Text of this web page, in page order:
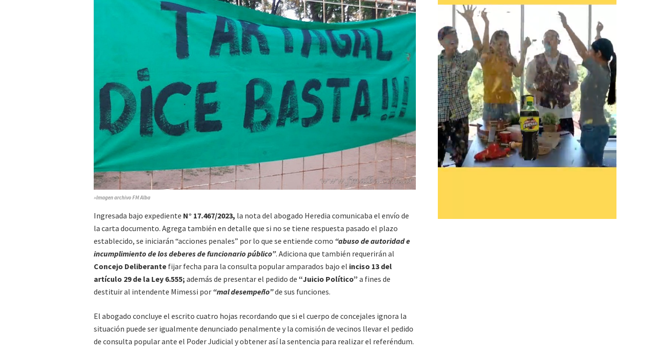
»Imagen archivo FM Alba
Ingresada bajo expediente N° 17.467/2023, la nota del abogado Heredia comunicaba el envío de
la carta documento. Agrega también en detalle que si no se tiene respuesta pasado el plazo
establecido, se iniciarán “acciones penales” por lo que se entiende como “abuso de autoridad e
incumplimiento de los deberes de funcionario público”. Adiciona que también requerirán al
Concejo Deliberante fijar fecha para la consulta popular amparados bajo el inciso 13 del
artículo 29 de la Ley 6.555; además de presentar el pedido de “Juicio Político” a fines de
destituir al intendente Mimessi por “mal desempeño”de sus funciones.
El abogado concluye el escrito cuatro hojas recordando que si el cuerpo de concejales ignora la
situación puede ser igualmente denunciado penalmente y la comisión de vecinos llevar el pedido
de consulta popular ante el Poder Judicial y obtener así la sentencia para realizar el referéndum.